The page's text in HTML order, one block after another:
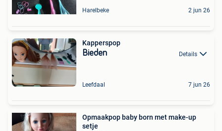
Harelbeke 2 jun 26
Kapperspop
Bieden Details
Leefdaal 7 jun 26
Opmaakpop baby born met make-up
setje